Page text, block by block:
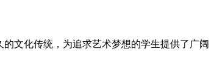
文化传统，为追求艺术梦想的学生提供了广阔